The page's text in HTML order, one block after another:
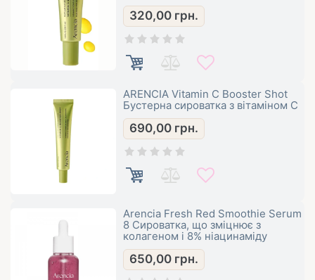
320,00 грн.
ARENCIA Vitamin C Booster Shot
Бустерна сироватка з вітаміном С
690,00 грн.
Arencia Fresh Red Smoothie Serum
8 Сироватка, що зміцнює з
колагеном і 8% ніацинаміду
650,00 грн.